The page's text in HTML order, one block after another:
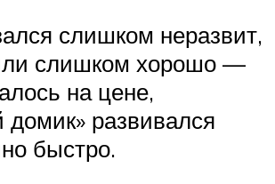
слишком неразвит,
слишком хорошо —
на цене,
домик» развивался
быстро.